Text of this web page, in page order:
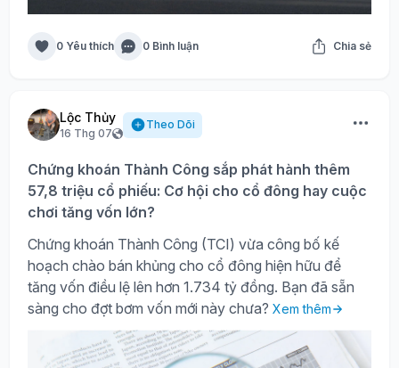
0 Yêu thích 0 Bình luận Chia sẻ
Lộc Thủy
16 Thg 07
Theo Dõi
Chứng khoán Thành Công sắp phát hành thêm
57,8 triệu cổ phiếu: Cơ hội cho cổ đông hay cuộc
chơi tăng vốn lớn?
Chứng khoán Thành Công (TCI) vừa công bố kế
hoạch chào bán khủng cho cổ đông hiện hữu để
tăng vốn điều lệ lên hơn 1.734 tỷ đồng. Bạn đã sẵn
sàng cho đợt bơm vốn mới này chưa? Xem thêm